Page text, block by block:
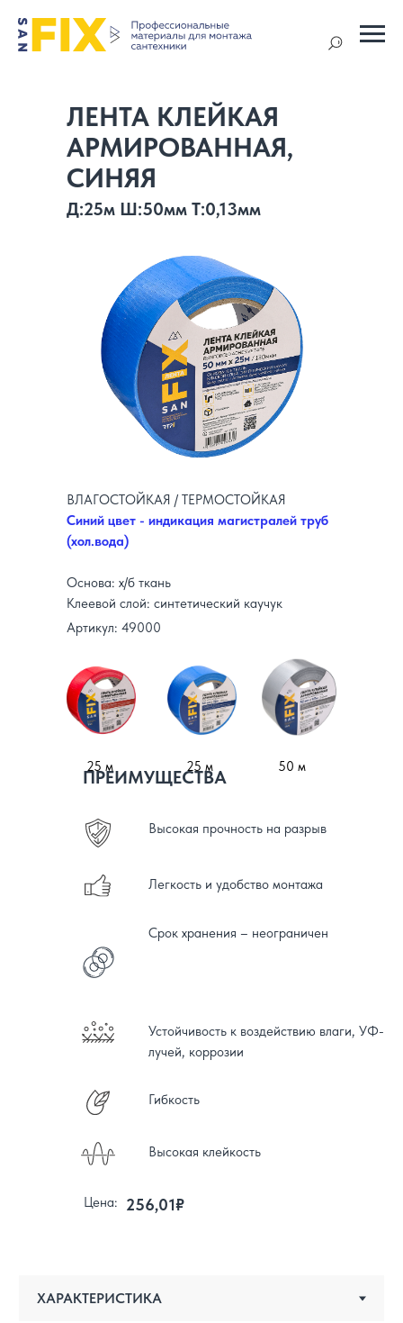
ЛЕНТА КЛЕЙКАЯ
АРМИРОВАННАЯ,
СИНЯЯ
Д:25м Ш:50мм Т:0,13мм
ПРЕИМУЩЕСТВА
ВЛАГОСТОЙКАЯ / ТЕРМОСТОЙКАЯ
Синий цвет - индикация магистралей труб
(хол.вода)
Основа: х/б ткань
Клеевой слой: синтетический каучук
Цена: 256,01₽
Артикул: 49000
Высокая прочность на разрыв
Устойчивость к воздействию влаги, УФ-
лучей, коррозии
Легкость и удобство монтажа
Гибкость
Высокая клейкость
Срок хранения – неограничен
25 м 50 м
25 м